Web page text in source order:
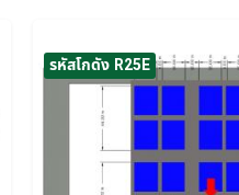
รหัสโกดัง R25E